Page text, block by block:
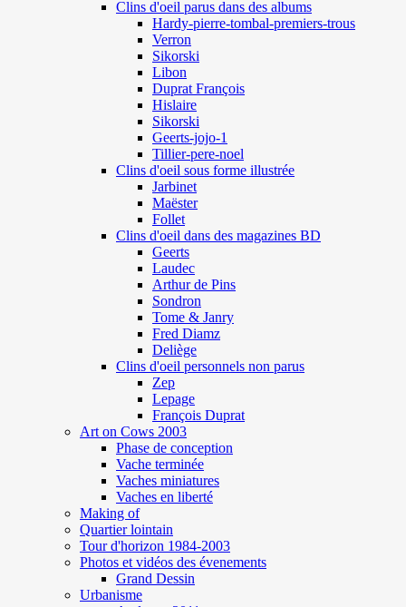
Clins d'oeil parus dans des albums
Hardy-pierre-tombal-premiers-trous
Verron
Sikorski
Libon
Duprat François
Hislaire
Sikorski
Geerts-jojo-1
Tillier-pere-noel
Clins d'oeil sous forme illustrée
Jarbinet
Maëster
Follet
Clins d'oeil dans des magazines BD
Geerts
Laudec
Arthur de Pins
Sondron
Tome & Janry
Fred Diamz
Deliège
Clins d'oeil personnels non parus
Zep
Lepage
François Duprat
Art on Cows 2003
Phase de conception
Vache terminée
Vaches miniatures
Vaches en liberté
Making of
Quartier lointain
Tour d'horizon 1984-2003
Photos et vidéos des évenements
Grand Dessin
Urbanisme